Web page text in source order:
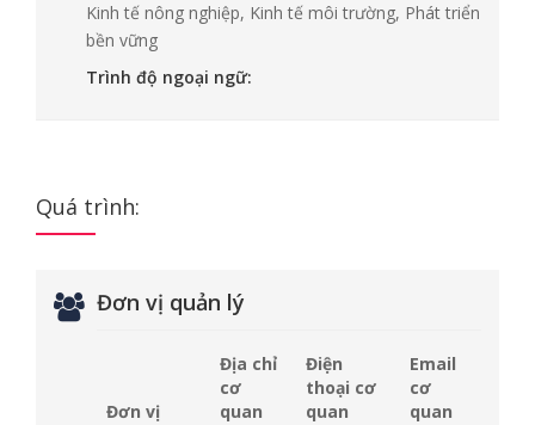
Kinh tế nông nghiệp, Kinh tế môi trường, Phát triển
bền vững
Trình độ ngoại ngữ:
Quá trình:
Đơn vị quản lý
Đơn vị
Địa chỉ
cơ
quan
Điện
thoại cơ
quan
Email
cơ
quan